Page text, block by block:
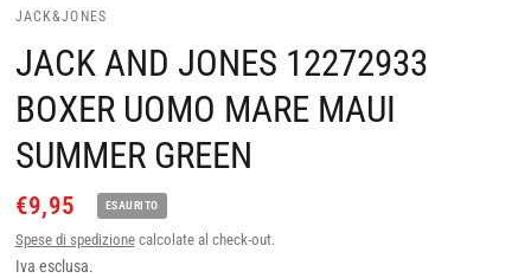
JACK&JONES
JACK AND JONES 12272933
BOXER UOMO MARE MAUI
SUMMER GREEN
€9,95 ESAURITO
Spese di spedizionecalcolate al check-out.
Iva esclusa.